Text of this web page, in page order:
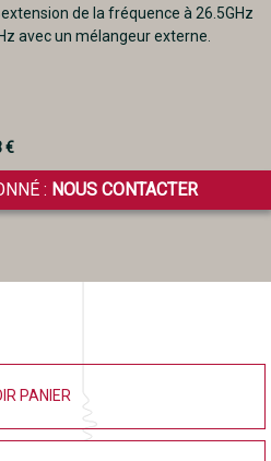
de la fréquence à 26.5GHz
avec un mélangeur externe.
€
: NOUS CONTACTER
PANIER